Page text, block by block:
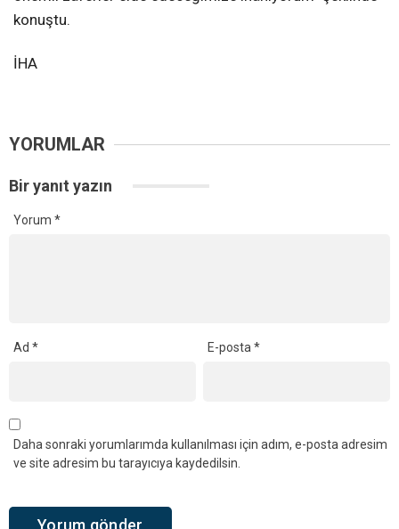
konuştu.
İHA
YORUMLAR
Bir yanıt yazın
Yorum *
Ad * E-posta*
Daha sonraki yorumlarımda kullanılması için adım, e-posta adresim
ve site adresim bu tarayıcıya kaydedilsin.